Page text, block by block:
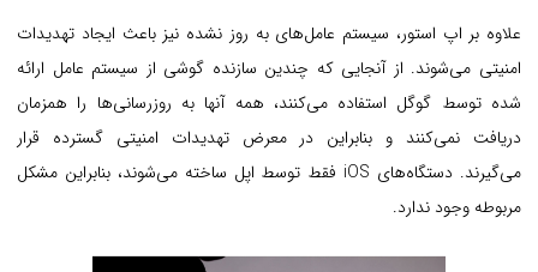
علاوه بر اپ استور، سیستم عامل‌های به روز نشده نیز باعث ایجاد تهدیدات
امنیتی می‌شوند. از آنجایی که چندین سازنده گوشی از سیستم عامل ارائه
شده توسط گوگل استفاده می‌کنند، همه آنها به روزرسانی‌ها را همزمان
دریافت نمی‌کنند و بنابراین در معرض تهدیدات امنیتی گسترده قرار
می‌گیرند.
دستگاه‌های iOS فقط توسط اپل ساخته می‌شوند، بنابراین مشکل
مربوطه وجود ندارد.